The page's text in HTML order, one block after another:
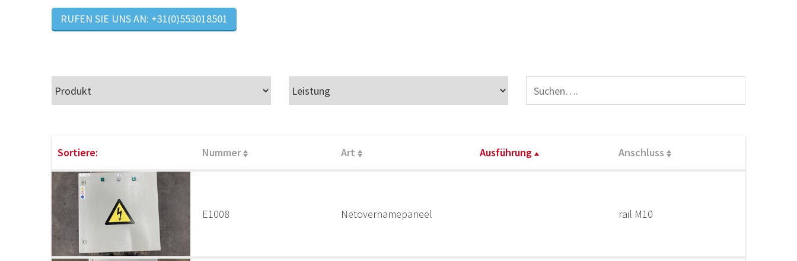
RUFEN SIE UNS AN: +31(0)553018501
Sortiere: Nummer Art Ausführung Anschluss
E1008 Netovernamepaneel rail M10